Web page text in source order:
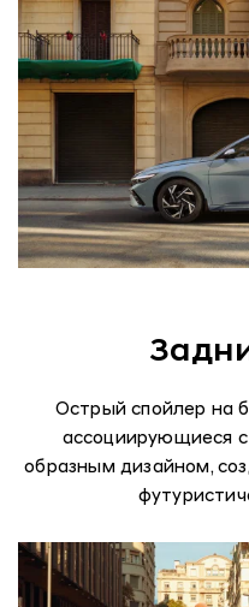
Острый спойлер на
ассоциирующиеся
образным дизайном,